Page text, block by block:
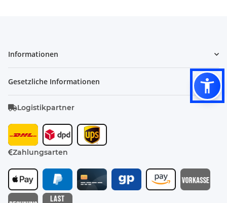
Informationen
Gesetzliche Informationen
Logistikpartner
Zahlungsarten